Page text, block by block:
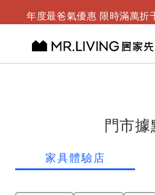
年度最爸氣優惠 限時滿萬折
門市據
家具體驗店